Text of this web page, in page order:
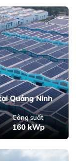
Quảng Ninh
Công suất
160 kWp